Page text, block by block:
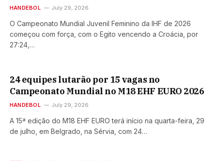
HANDEBOL July 29, 2026
O Campeonato Mundial Juvenil Feminino da IHF de 2026
começou com força, com o Egito vencendo a Croácia, por
27:24,…
24 equipes lutarão por 15 vagas no
Campeonato Mundial no M18 EHF EURO 2026
HANDEBOL July 29, 2026
A 15ª edição do M18 EHF EURO terá início na quarta-feira, 29
de julho, em Belgrado, na Sérvia, com 24…